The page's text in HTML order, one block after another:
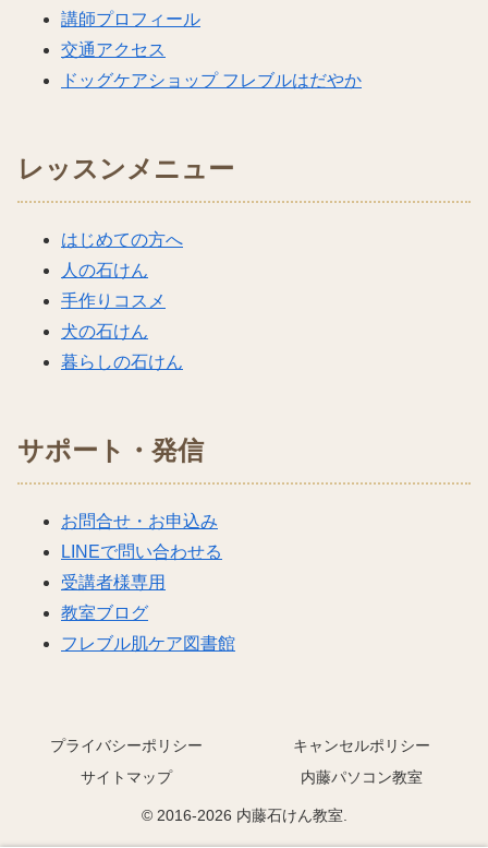
講師プロフィール
交通アクセス
ドッグケアショップ フレブルはだやか
レッスンメニュー
はじめての方へ
人の石けん
手作りコスメ
犬の石けん
暮らしの石けん
サポート・発信
お問合せ・お申込み
LINEで問い合わせる
受講者様専用
教室ブログ
フレブル肌ケア図書館
プライバシーポリシー
キャンセルポリシー
サイトマップ
内藤パソコン教室
© 2016-2026 内藤石けん教室.